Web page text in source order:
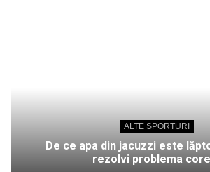
ALTE SPORTURI
De ce apa din jacuzzi este
rezolvi problema